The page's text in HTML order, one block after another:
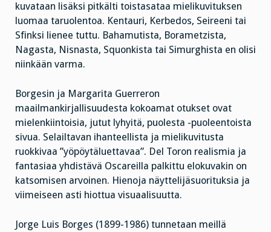
kuvataan lisäksi pitkälti toistasataa mielikuvituksen
luomaa taruolentoa. Kentauri, Kerbedos, Seireeni tai
Sfinksi lienee tuttu. Bahamutista, Borametzista,
Nagasta, Nisnasta, Squonkista tai Simurghista en olisi
niinkään varma.
Borgesin ja Margarita Guerreron
maailmankirjallisuudesta kokoamat otukset ovat
mielenkiintoisia, jutut lyhyitä, puolesta -puoleentoista
sivua. Selailtavan ihanteellista ja mielikuvitusta
ruokkivaa ”yöpöytäluettavaa”. Del Toron realismia ja
fantasiaa yhdistävä Oscareilla palkittu elokuvakin on
katsomisen arvoinen. Hienoja näyttelijäsuorituksia ja
viimeiseen asti hiottua visuaalisuutta.
Jorge Luis Borges (1899-1986) tunnetaan meillä